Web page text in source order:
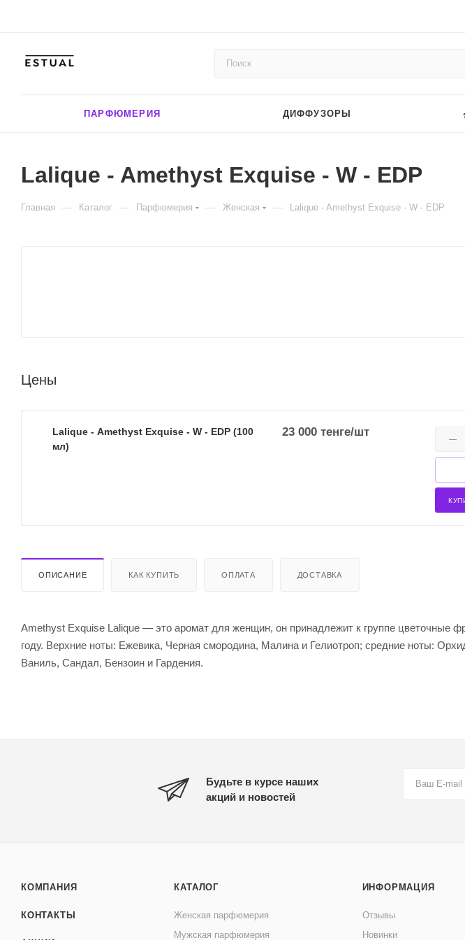
ПАРФЮМЕРИЯ ДИФФУЗОРЫ
Lalique - Amethyst Exquise - W - EDP
Главная — Каталог — Парфюмерия — Женская — Lalique - Amethyst Exquise - W - EDP
Цены
Lalique - Amethyst Exquise - W - EDP (100
мл)
23 000тенге/шт
ОПИСАНИЕ КАК КУПИТЬ ОПЛАТА ДОСТАВКА
Amethyst Exquise Lalique — это аромат для женщин, он принадлежит к группе цветочные
году. Верхние ноты: Ежевика, Черная смородина, Малина и Гелиотроп; средние ноты:
Ваниль, Сандал, Бензоин и Гардения.
Будьте в курсе наших
акций и новостей
КОМПАНИЯ
КОНТАКТЫ
КАТАЛОГ
Женская парфюмерия
Мужская парфюмерия
ИНФОРМАЦИЯ
Отзывы
Новинки